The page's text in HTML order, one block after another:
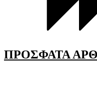
ΠΡΟΣΦΑΤΑ